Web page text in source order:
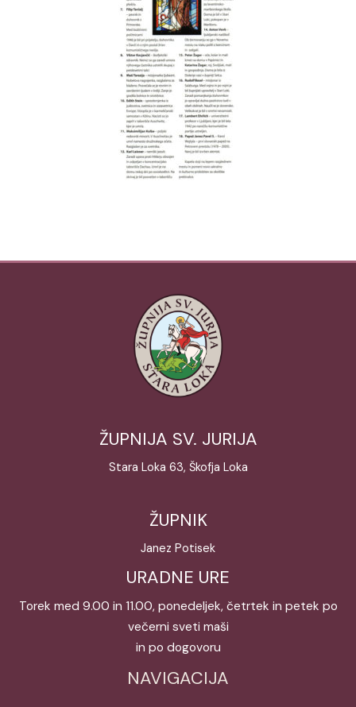
ŽUPNIJA SV. JURIJA
Stara Loka 63, Škofja Loka
ŽUPNIK
Janez Potisek
URADNE URE
Torek med 9.00 in 11.00, ponedeljek, četrtek in petek po
večerni sveti maši
in po dogovoru
NAVIGACIJA